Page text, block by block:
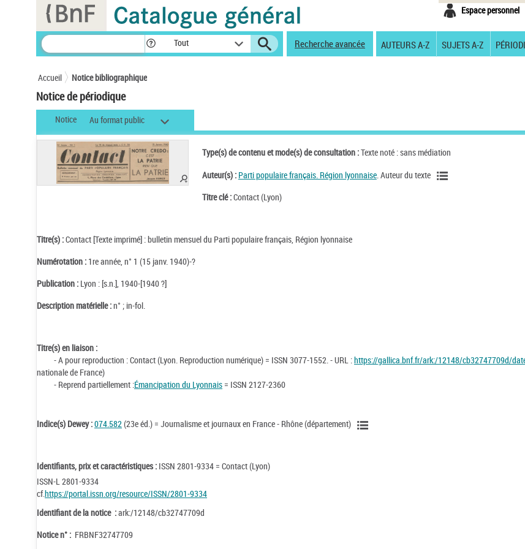
Espace personnel
Tout Recherche avancée AUTEURS A-Z SUJETS A-Z
Accueil Notice bibliographique
Notice de périodique
Notice Au format public
Type(s) de contenu et mode(s) de consultation :Texte noté : sans médiation
Auteur(s) : Parti populaire français. Région lyonnaise. Auteur du texte
Titre clé :Contact (Lyon)
Titre(s) :Contact [Texte imprimé] : bulletin mensuel du Parti populaire français, Région lyonnaise
Numérotation : 1re année, n° 1 (15 janv. 1940)-?
Publication : Lyon : [s.n.], 1940-[1940 ?]
Description matérielle :n° ; in-fol.
Titre(s) en liaison :
- A pour reproduction : Contact (Lyon. Reproduction numérique) = ISSN 3077-1552. - URL :https://gallica.bnf.fr/ark:/12148/cb32747709d/
nationale de France)
- Reprend partiellement :Émancipation du Lyonnais = ISSN 2127-2360
Indice(s) Dewey :074.582(23e éd.) = Journalisme et journaux en France - Rhône (département)
Identifiants, prix et caractéristiques : ISSN 2801-9334 = Contact (Lyon)
ISSN-L 2801-9334
cf.https://portal.issn.org/resource/ISSN/2801-9334
Identifiant de la notice :ark:/12148/cb32747709d
Notice n° : FRBNF32747709
Panneau de gestion des cookies